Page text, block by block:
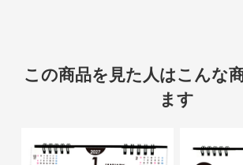
この商品を見た人はこんな
ます